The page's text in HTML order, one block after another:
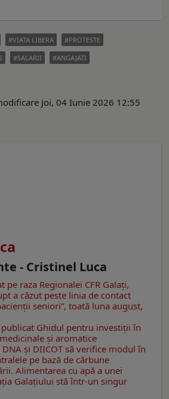
VIATA LIBERA
PROTESTE
SALARII
ANGAJATI
Joi, 04 Iunie 2026 12:55
- Cristinel Luca
pe raza Regionalei CFR Galați,
a căzut peste linia de contact
seniori”, toată luna august,
publicat Ghidul pentru investiții în
și aromatice
DNA și DIICOT să verifice modul în
pe bază de cărbune
Alimentarea cu apă a unei
Galațiului stă într-un singur